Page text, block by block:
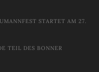
STARTET AM 27.
TEIL DES BONNER